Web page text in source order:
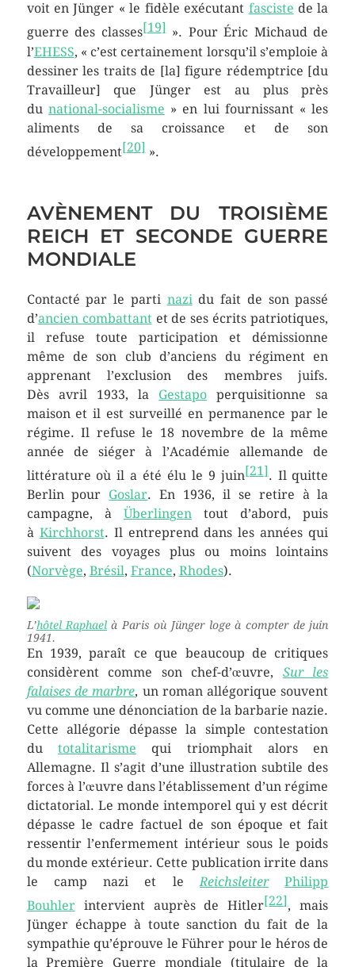
voit en Jünger « le fidèle exécutant fasciste de la
guerre des classes[19]». Pour Éric Michaud de
l’EHESS, « c’est certainement lorsqu’il s’emploie à
dessiner les traits de [la] figure rédemptrice [du
Travailleur] que Jünger est au plus près
du national-socialisme » en lui fournissant « les
aliments de sa croissance et de son
développement[20]».
AVÈNEMENT DU TROISIÈME
REICH ET SECONDE GUERRE
MONDIALE
Contacté par le parti nazidu fait de son passé
d’ancien combattantet de ses écrits patriotiques,
il refuse toute participation et démissionne
même de son club d’anciens du régiment en
apprenant l’exclusion des membres juifs.
Dès avril 1933, la Gestapo perquisitionne sa
maison et il est surveillé en permanence par le
régime. Il refuse le 18 novembre de la même
année de siéger à l’Académie allemande de
littérature où il a été élu le 9 juin[21]. Il quitte
Berlin pour Goslar. En 1936, il se retire à la
campagne, à Überlingentout d’abord, puis
à Kirchhorst. Il entreprend dans les années qui
suivent des voyages plus ou moins lointains
(Norvège, Brésil, France, Rhodes).
L’hôtel Raphaelà Paris où Jünger loge à compter de juin
1941.
En 1939, paraît ce que beaucoup de critiques
considèrent comme son chef-d’œuvre, Sur les
falaises de marbre, un roman allégorique souvent
vu comme une dénonciation de la barbarie nazie.
Cette allégorie dépasse la simple contestation
du totalitarisme qui triomphait alors en
Allemagne. Il s’agit d’une illustration subtile des
forces à l’œuvre dans l’établissement d’un régime
dictatorial. Le monde intemporel qui y est décrit
dépasse le cadre factuel de son époque et fait
ressentir l’enfermement intérieur sous le poids
du monde extérieur. Cette publication irrite dans
le camp nazi et leReichsleiter
Philipp
Bouhlerintervient auprès de Hitler[22], mais
Jünger échappe à toute sanction du fait de la
sympathie qu’éprouve le Führer pour le héros de
la Première Guerre mondiale (titulaire de la